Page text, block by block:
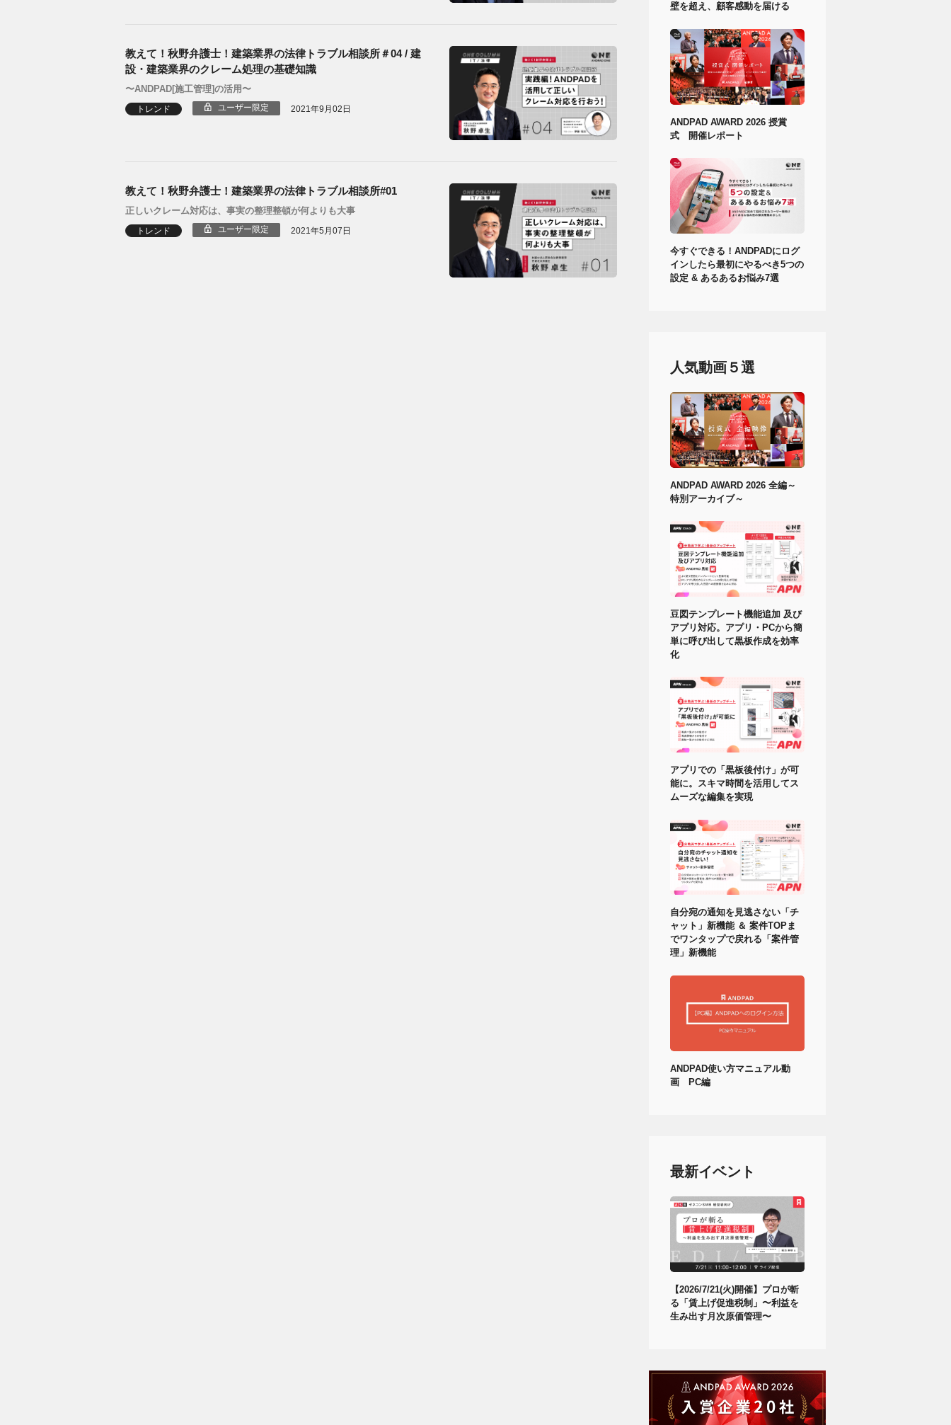
教えて！秋野弁護士！建築業界の法律トラブル相談所＃04 / 建
設・建築業界のクレーム処理の基礎知識
〜ANDPAD[施工管理]の活用〜
トレンド ユーザー限定 2021年9月02日
教えて！秋野弁護士！建築業界の法律トラブル相談所#01
正しいクレーム対応は、事実の整理整頓が何よりも大事
トレンド ユーザー限定 2021年5月07日
壁を超え、顧客感動を届ける
ANDPAD AWARD 2026 授賞
式 開催レポート
今すぐできる！ANDPADにログ
インしたら最初にやるべき5つの
設定 & あるあるお悩み7選
人気動画５選
ANDPAD AWARD 2026 全編～
特別アーカイブ～
豆図テンプレート機能追加 及び
アプリ対応。アプリ・PCから簡
単に呼び出して黒板作成を効率
化
アプリでの「黒板後付け」が可
能に。スキマ時間を活用してス
ムーズな編集を実現
自分宛の通知を見逃さない「チ
ャット」新機能 ＆ 案件TOPま
でワンタップで戻れる「案件管
理」新機能
ANDPAD使い方マニュアル動
画 PC編
最新イベント
【2026/7/21(火)開催】プロが斬
る「賃上げ促進税制」〜利益を
生み出す月次原価管理〜